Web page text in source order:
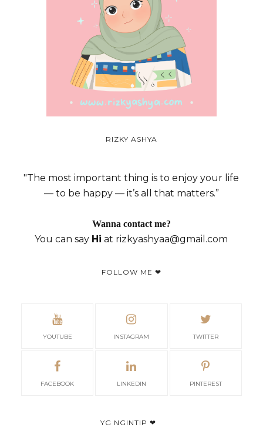
RIZKY ASHYA
"The most important thing is to enjoy your life
— to be happy — it’s all that matters.”
Wanna contact me?
You can say Hi at rizkyashyaa@gmail.com
FOLLOW ME ❤
YOUTUBE INSTAGRAM TWITTER
FACEBOOK LINKEDIN PINTEREST
YG NGINTIP ❤